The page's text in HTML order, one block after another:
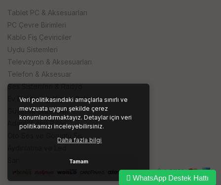
Veri politikasındaki amaçlarla sınırlı ve
mevzuata uygun şekilde çerez
konumlandırmaktayız. Detaylar için veri
politikamızı inceleyebilirsiniz.
Daha fazla bilgi
Tamam
Tablet PC & Aksesuarları
PC Çevre Birimleri
Kablo Fiş Çeviriciler
Uydu Sistemleri
Televizyon & Aksesuarları
Telefon & Aksesuar
Ses Sistemleri & Radyo
Ev Elektroniği Kişisel Bakım
Güvenlik Sistemleri
Adaptör Akü Piller
Sarf ve İşyeri Ürünleri
WhatsApp Destek Hattı